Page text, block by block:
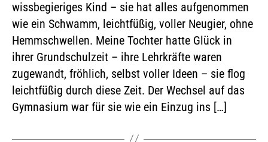
wissbegieriges Kind – sie hat alles aufgenommen
wie ein Schwamm, leichtfüßig, voller Neugier, ohne
Hemmschwellen. Meine Tochter hatte Glück in
ihrer Grundschulzeit – ihre Lehrkräfte waren
zugewandt, fröhlich, selbst voller Ideen – sie flog
leichtfüßig durch diese Zeit. Der Wechsel auf das
Gymnasium war für sie wie ein Einzug ins […]